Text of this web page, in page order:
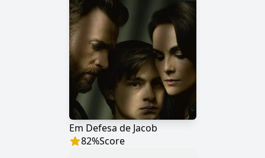
Em Defesa de Jacob
82%Score